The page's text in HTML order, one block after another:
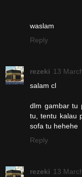
waslam
Reply
rezeki 13
salam cl
dlm gambar tu
tu, tentu kalau
sofa tu hehehe
Reply
rezeki 13